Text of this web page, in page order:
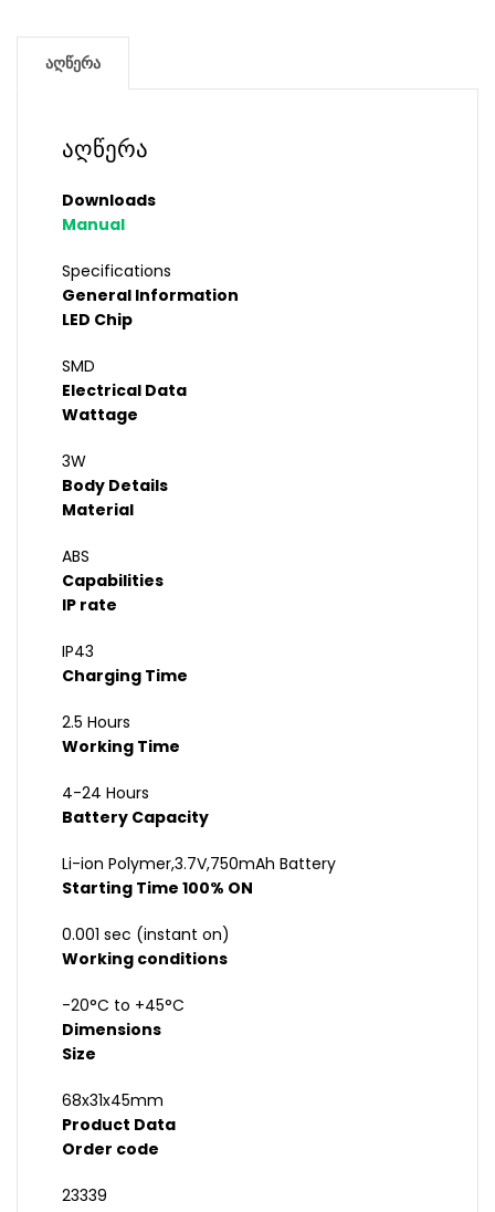
აღწერა
აღწერა
Downloads
Manual
Specifications
General Information
LED Chip
SMD
Electrical Data
Wattage
3W
Body Details
Material
ABS
Capabilities
IP rate
IP43
Charging Time
2.5 Hours
Working Time
4-24 Hours
Battery Capacity
Li-ion Polymer,3.7V,750mAh Battery
Starting Time 100% ON
0.001 sec (instant on)
Working conditions
-20°C to +45°C
Dimensions
Size
68x31x45mm
Product Data
Order code
23339